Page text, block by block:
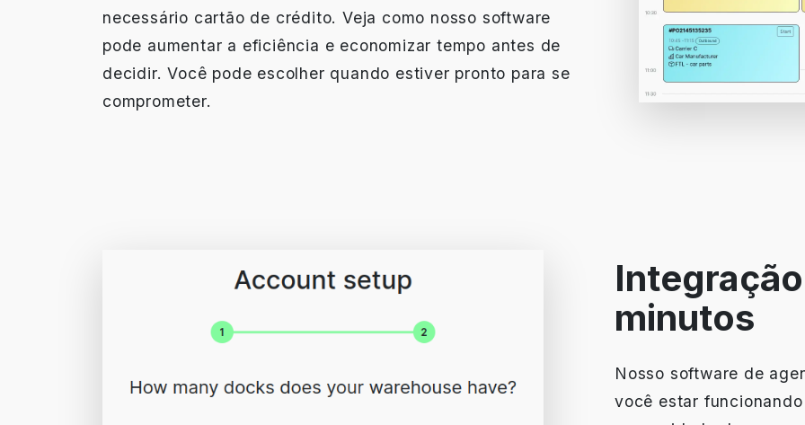
necessário cartão de crédito. Veja como nosso software
pode aumentar a eficiência e economizar tempo antes de
decidir. Você pode escolher quando estiver pronto para se
comprometer.
minutos
Nosso software de
você estar